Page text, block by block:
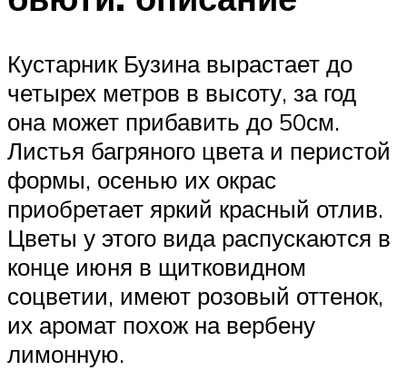
Кустарник Бузина вырастает до
четырех метров в высоту, за год
она может прибавить до 50см.
Листья багряного цвета и перистой
формы, осенью их окрас
приобретает яркий красный отлив.
Цветы у этого вида распускаются в
конце июня в щитковидном
соцветии, имеют розовый оттенок,
их аромат похож на вербену
лимонную.